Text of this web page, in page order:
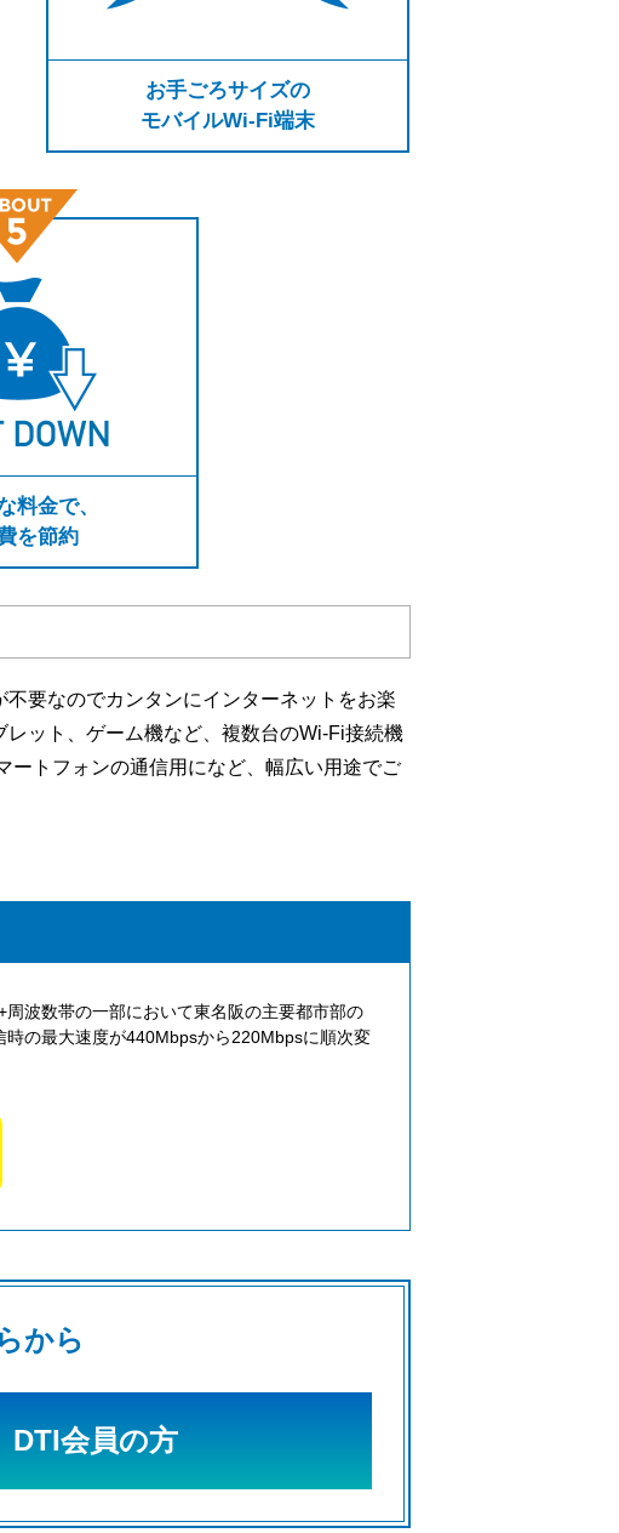
お手ごろサイズの
モバイルWi-Fi端末
料金で、
を節約
要なのでカンタンにインターネットをお楽
ット、ゲーム機など、複数台のWi-Fi接続機
ートフォンの通信用になど、幅広い用途でご
波数帯の一部において東名阪の主要都市部の
の最大速度が440Mbpsから220Mbpsに順次変
から
DTI会員の方